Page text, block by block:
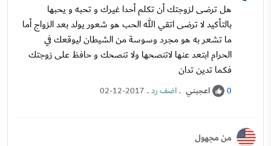
هل ترضى لزوجتك أن تكلم أحدا غيرك و تحبه و يحبها
بالتأكيد لا ترضى اتقي الله الحب هو شعور يولد بعد الزواج أما
ما تشعر به هو مجرد وسوسة من الشيطان ليوقعك في
الحرام ابتعد عنها لاتنصحها ولا تنصحك و حافظ على زوجتك
فكما تدين تدان
0 اعجبني .اضف رد.
02-12-2017
من مجهول